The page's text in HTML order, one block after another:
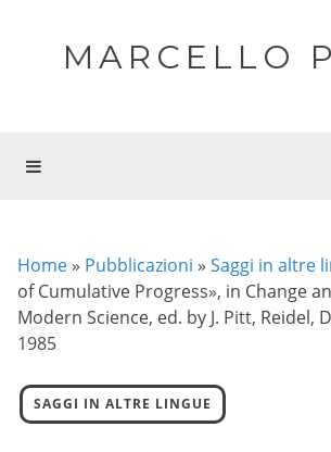
MARCELLO
Home » Pubblicazioni » Saggi in altre
of Cumulative Progress», in Change
Modern Science, ed. by J. Pitt, Reidel,
1985
SAGGI IN ALTRE LINGUE